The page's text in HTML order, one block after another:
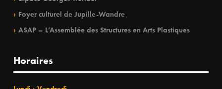
Foyer culturel de Jupille-Wandre
ASAP – L’Assemblée des Structures en Arts Plastiques
Horaires